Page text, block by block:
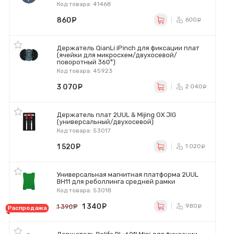
Код товара: 41468
860 600
Держатель QianLi iPinch для фиксации плат
(ячейки для микросхем/двухосевой/
поворотный 360°)
Код товара: 45923
3 070 2 040
Держатель плат 2UUL & Mijing OX JIG
(универсальный/двухосевой)
Код товара: 53017
1 520 1 020
Универсальная магнитная платформа 2UUL
BH11 для реболлинга средней рамки
Код товара: 53018
Распродажа 1 390 руб.
1 340 980